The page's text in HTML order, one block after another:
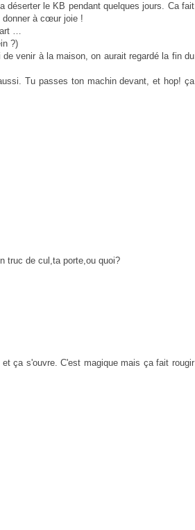
déserter le KB pendant quelques jours. Ca fait
donner à cœur joie !
…
?)
venir à la maison, on aurait regardé la fin du
Tu passes ton machin devant, et hop! ça
truc de cul,ta porte,ou quoi?
ça s'ouvre. C'est magique mais ça fait rougir